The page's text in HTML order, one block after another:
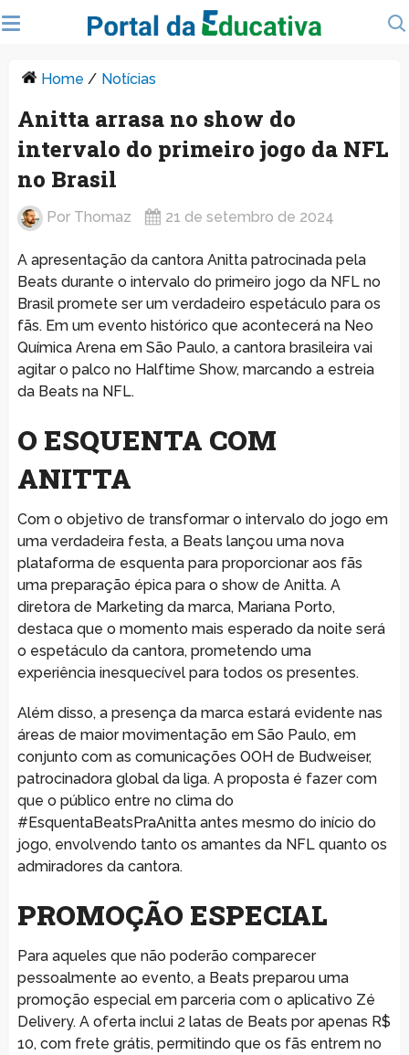
Home / Notícias
Anitta arrasa no show do
intervalo do primeiro jogo da NFL
no Brasil
Por Thomaz 21 de setembro de 2024
A apresentação da cantora Anitta patrocinada pela
Beats durante o intervalo do primeiro jogo da NFL no
Brasil promete ser um verdadeiro espetáculo para os
fãs. Em um evento histórico que acontecerá na Neo
Química Arena em São Paulo, a cantora brasileira vai
agitar o palco no Halftime Show, marcando a estreia
da Beats na NFL.
O ESQUENTA COM
ANITTA
Com o objetivo de transformar o intervalo do jogo em
uma verdadeira festa, a Beats lançou uma nova
plataforma de esquenta para proporcionar aos fãs
uma preparação épica para o show de Anitta. A
diretora de Marketing da marca, Mariana Porto,
destaca que o momento mais esperado da noite será
o espetáculo da cantora, prometendo uma
experiência inesquecível para todos os presentes.
Além disso, a presença da marca estará evidente nas
áreas de maior movimentação em São Paulo, em
conjunto com as comunicações OOH de Budweiser,
patrocinadora global da liga. A proposta é fazer com
que o público entre no clima do
#EsquentaBeatsPraAnitta antes mesmo do início do
jogo, envolvendo tanto os amantes da NFL quanto os
admiradores da cantora.
PROMOÇÃO ESPECIAL
Para aqueles que não poderão comparecer
pessoalmente ao evento, a Beats preparou uma
promoção especial em parceria com o aplicativo Zé
Delivery. A oferta inclui 2 latas de Beats por apenas R$
10, com frete grátis, permitindo que os fãs entrem no